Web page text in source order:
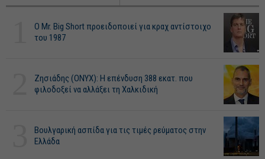
O Mr. Big Short προειδοποιεί για κραχ αντίστοιχο
του 1987
Ζησιάδης (ONYX): Η επένδυση 388 εκατ. που
φιλοδοξεί να αλλάξει τη Χαλκιδική
Βουλγαρική ασπίδα για τις τιμές ρεύματος στην
Ελλάδα